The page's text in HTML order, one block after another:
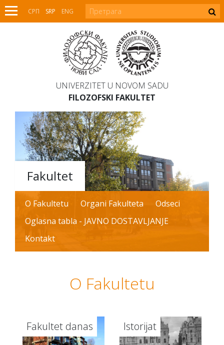
СРП SRP ENG
UNIVERZITET U NOVOM SADU
FILOZOFSKI FAKULTET
Fakultet
O Fakultetu Organi Fakulteta
Odseci
Oglasna tabla - JAVNO DOSTAVLJANJE
Kontakt
O Fakultetu
Fakultet danas Istorijat